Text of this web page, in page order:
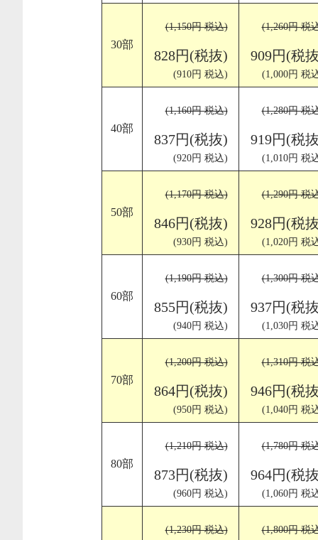
30部
(1,150円 税込)
828円(税抜)
(910円 税込)
(1,260円 税
909円(税
(1,000円 税
40部
(1,160円 税込)
837円(税抜)
(920円 税込)
(1,280円 税
919円(税
(1,010円 税
50部
(1,170円 税込)
846円(税抜)
(930円 税込)
(1,290円 税
928円(税
(1,020円 税
60部
(1,190円 税込)
855円(税抜)
(940円 税込)
(1,300円 税
937円(税
(1,030円 税
70部
(1,200円 税込)
864円(税抜)
(950円 税込)
(1,310円 税
946円(税
(1,040円 税
80部
(1,210円 税込)
873円(税抜)
(960円 税込)
(1,780円 税
964円(税
(1,060円 税
(1,230円 税込) (1,800円 税